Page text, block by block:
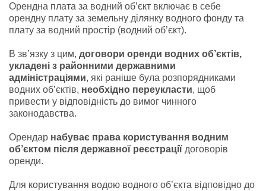
Орендна плата за водний об’єкт включає в себе
орендну плату за земельну ділянку водного фонду та
плату за водний простір (водний об’єкт).
В зв’язку з цим, договори оренди водних об’єктів,
укладені з районними державними
адміністраціями, які раніше була розпорядниками
водних об’єктів, необхідно переукласти, щоб
привести у відповідність до вимог чинного
законодавства.
Орендар набуває права користування водним
об’єктом після державної реєстрації договорів
оренди.
Для користування водою водного об’єкта відповідно до